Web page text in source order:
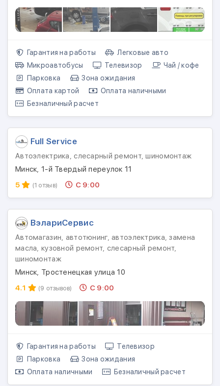
Гарантия на работы
Легковые авто
Микроавтобусы
Телевизор
Чай / кофе
Парковка
Зона ожидания
Оплата картой
Оплата наличными
Безналичный расчет
Full Service
Автоэлектрика, слесарный ремонт, шиномонтаж
Минск, 1-й Твердый переулок 11
5
(1 отзыв) С 9:00
ВэлариСервис
Автомагазин, автотюнинг, автоэлектрика, замена
масла, кузовной ремонт, слесарный ремонт,
шиномонтаж
Минск, Тростенецкая улица 10
4.1
(9 отзывов) С 9:00
Гарантия на работы
Телевизор
Парковка
Зона ожидания
Оплата наличными
Безналичный расчет